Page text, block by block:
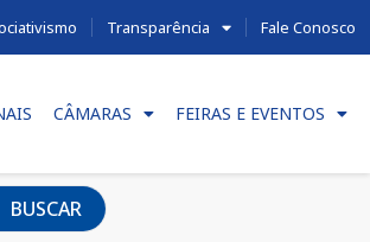
Transparência Fale Conosco
CÂMARAS FEIRAS E EVENTOS
BUSCAR